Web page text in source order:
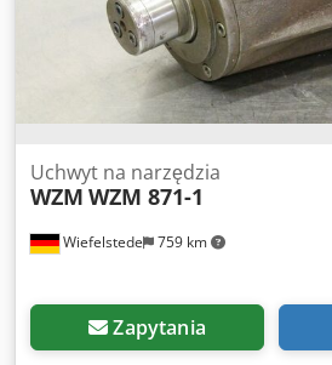
Wiefelstede 759 km
Uchwyt na narzędzia
WZM WZM 871-1
Zapytania